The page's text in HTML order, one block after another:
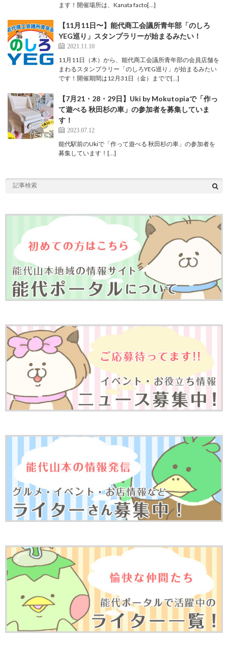
ます！開催場所は、Kanata facto[…]
【11月11日〜】能代商工会議所青年部「のしろ
YEG巡り」スタンプラリーが始まるみたい！
2021.11.10
11月11日（木）から、能代商工会議所青年部の会員店舗を
まわるスタンプラリー「のしろYEG巡り」が始まるみたい
です！開催期間は12月31日（金）までで[…]
【7月21・28・29日】Uki by Mokutopiaで「作っ
て遊べる 秋田杉の車」の参加者を募集していま
す！
2023.07.12
能代駅前のUkiで「作って遊べる 秋田杉の車」の参加者を
募集しています！[…]